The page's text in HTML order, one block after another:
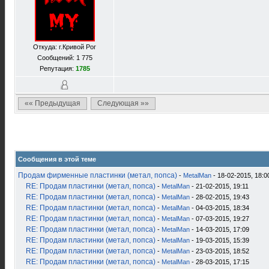
Откуда: г.Кривой Рог
Сообщений: 1 775
Репутация: 1785
«« Предыдущая Следующая »»
Сообщения в этой теме
Продам фирменные пластинки (метал, попса) - MetalMan - 18-02-2015,
RE: Продам пластинки (метал, попса) - MetalMan - 21-02-2015, 19:11
RE: Продам пластинки (метал, попса) - MetalMan - 28-02-2015, 19:43
RE: Продам пластинки (метал, попса) - MetalMan - 04-03-2015, 18:34
RE: Продам пластинки (метал, попса) - MetalMan - 07-03-2015, 19:27
RE: Продам пластинки (метал, попса) - MetalMan - 14-03-2015, 17:09
RE: Продам пластинки (метал, попса) - MetalMan - 19-03-2015, 15:39
RE: Продам пластинки (метал, попса) - MetalMan - 23-03-2015, 18:52
RE: Продам пластинки (метал, попса) - MetalMan - 28-03-2015, 17:15